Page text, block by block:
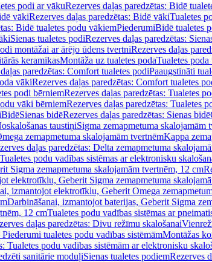
podi ar vākuRezerves daļas paredzētas: Bidē
vākiRezerves daļas paredzētas: Bidē vākiTualetes
Bidē tualetes podu vākiemPiederumiBidē tualetes
Sienas tualetes podiRezerves daļas paredzētas:
montāžai ar ārējo ūdens tvertniRezerves daļas
keramikasMontāža uz tualetes podaTualetes poda
paredzētas: Comfort tualetes podiPaaugstināti
vākiRezerves daļas paredzētas: Comfort tualetes
podi bērniemRezerves daļas paredzētas: Tualetes
vāki bērniemRezerves daļas paredzētas: Tualetes
BidēSienas bidēRezerves daļas paredzētas: Sienas bidē
taustiņiSigma zemapmetuma skalojamām
zemapmetuma skalojamām tvertnēmKappa
daļas paredzētas: Delta zemapmetuma
Tualetes podu vadības sistēmas ar elektronisku
Sigma zemapmetuma skalojamām tvertnēm, 12 cm
elektrotīklu, Geberit Sigma zemapmetuma
izmantojot elektrotīklu, Geberit Omega
Darbināšanai, izmantojot baterijas, Geberit Sigma
12 cmTualetes podu vadības sistēmas ar
daļas paredzētas: Divu režīmu skalošanai
tualetes podu vadības sistēmāmMontāžas
Tualetes podu vadības sistēmām ar elektronisku
sanitārie moduļiSienas tualetes podiemRezerves